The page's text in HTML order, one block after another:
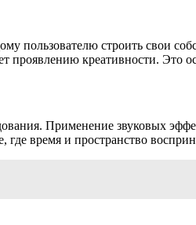
пользователю строить свои
проявлению креативности. Это
Применение звуковых
время и пространство